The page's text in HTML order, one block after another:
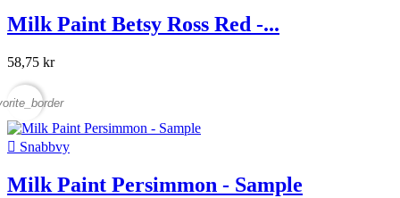
Milk Paint Betsy Ross Red -...
58,75 kr
 Snabbvy
Milk Paint Persimmon - Sample